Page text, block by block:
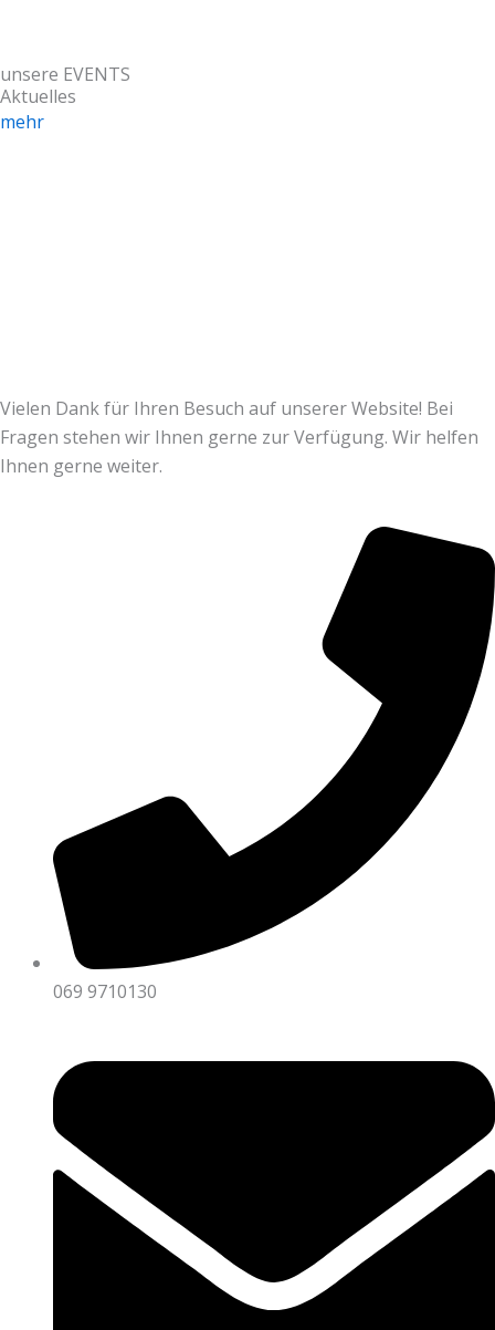
unsere EVENTS
Aktuelles
mehr
Vielen Dank für Ihren Besuch auf unserer Website! Bei
Fragen stehen wir Ihnen gerne zur Verfügung. Wir helfen
Ihnen gerne weiter.
069 9710130